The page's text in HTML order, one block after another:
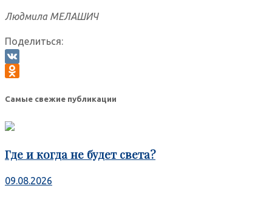
Людмила МЕЛАШИЧ
Поделиться:
VK
Самые свежие публикации
Где и когда не будет света?
09.08.2026